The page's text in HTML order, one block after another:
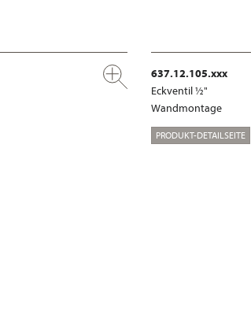
637.12.105.xxx
Eckventil ½"
Wandmontage
PRODUKT-DETAILSEITE